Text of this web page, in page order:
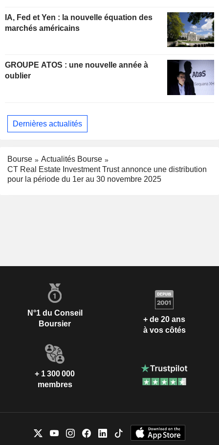
IA, Fed et Yen : la nouvelle équation des
marchés américains
GROUPE ATOS : une nouvelle année à
oublier
Dernières actualités
Bourse
Actualités Bourse
CT Real Estate Investment Trust annonce une distribution
pour la période du 1er au 30 novembre 2025
N°1 du Conseil
Boursier
+ de 20 ans
à vos côtés
+ 1 300 000
membres